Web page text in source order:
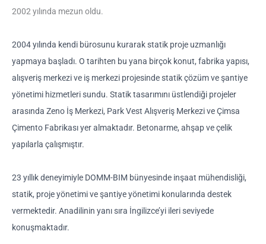
2002 yılında mezun oldu.
2004 yılında kendi bürosunu kurarak statik proje uzmanlığı
yapmaya başladı. O tarihten bu yana birçok konut, fabrika yapısı,
alışveriş merkezi ve iş merkezi projesinde statik çözüm ve şantiye
yönetimi hizmetleri sundu. Statik tasarımını üstlendiği projeler
arasında Zeno İş Merkezi, Park Vest Alışveriş Merkezi ve Çimsa
Çimento Fabrikası yer almaktadır. Betonarme, ahşap ve çelik
yapılarla çalışmıştır.
23 yıllık deneyimiyle DOMM-BIM bünyesinde inşaat mühendisliği,
statik, proje yönetimi ve şantiye yönetimi konularında destek
vermektedir. Anadilinin yanı sıra İngilizce’yi ileri seviyede
konuşmaktadır.